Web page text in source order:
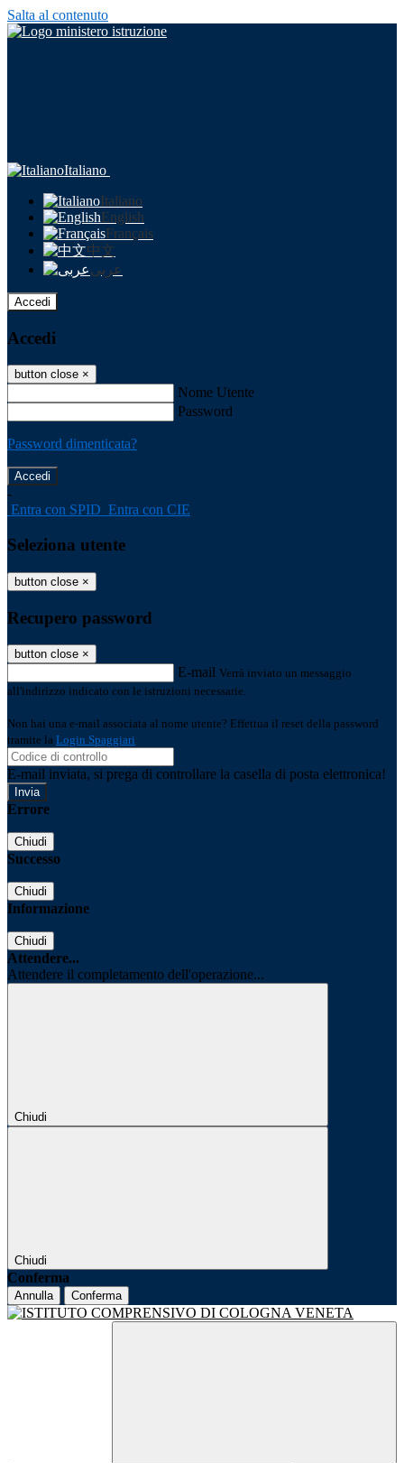
Salta al contenuto
Italiano
Italiano
English
Français
中文
عربى
Accedi
Accedi
button close ×
Nome Utente
Password
Password dimenticata?
-
Entra con SPID Entra con CIE
Seleziona utente
button close ×
Recupero password
button close ×
E-mail Verrà inviato un messaggio
all'indirizzo indicato con le istruzioni necessarie.
Non hai una e-mail associata al nome utente? Effettua il reset della password
tramite la Login Spaggiari
E-mail inviata, si prega di controllare la casella di posta elettronica!
Errore
Chiudi
Successo
Chiudi
Informazione
Chiudi
Attendere...
Attendere il completamento dell'operazione...
Chiudi
Chiudi
Conferma
Annulla Conferma